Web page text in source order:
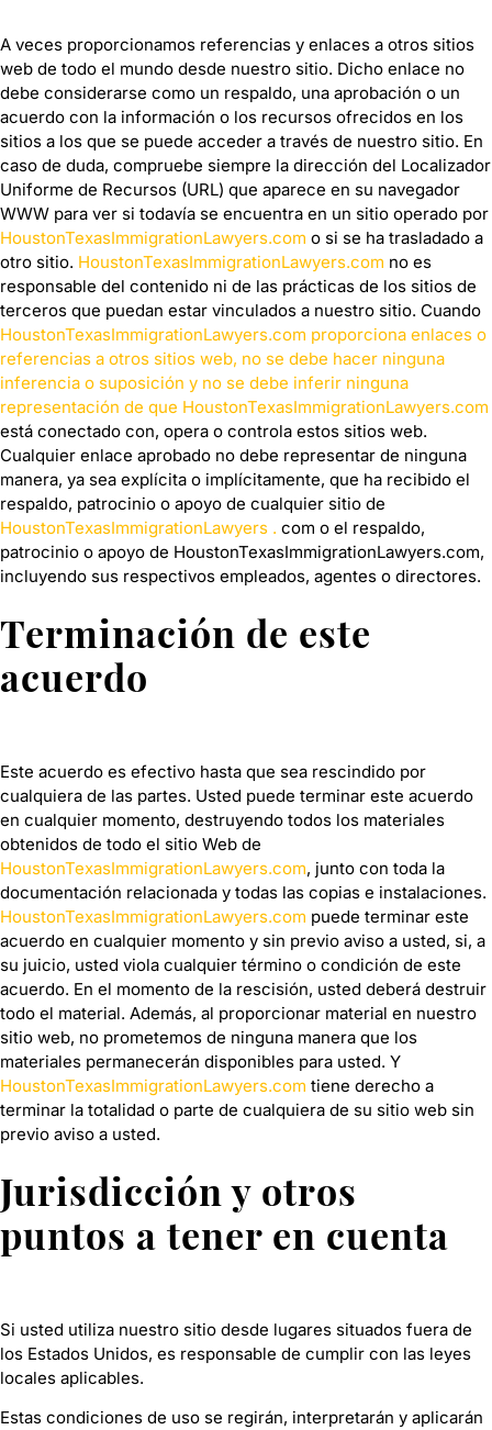
A veces proporcionamos referencias y enlaces a otros sitios
web de todo el mundo desde nuestro sitio. Dicho enlace no
debe considerarse como un respaldo, una aprobación o un
acuerdo con la información o los recursos ofrecidos en los
sitios a los que se puede acceder a través de nuestro sitio. En
caso de duda, compruebe siempre la dirección del Localizador
Uniforme de Recursos (URL) que aparece en su navegador
WWW para ver si todavía se encuentra en un sitio operado por
HoustonTexasImmigrationLawyers.com o si se ha trasladado a
otro sitio. HoustonTexasImmigrationLawyers.com no es
responsable del contenido ni de las prácticas de los sitios de
terceros que puedan estar vinculados a nuestro sitio. Cuando
HoustonTexasImmigrationLawyers.com proporciona enlaces o
referencias a otros sitios web, no se debe hacer ninguna
inferencia o suposición y no se debe inferir ninguna
representación de que HoustonTexasImmigrationLawyers.com
está conectado con, opera o controla estos sitios web.
Cualquier enlace aprobado no debe representar de ninguna
manera, ya sea explícita o implícitamente, que ha recibido el
respaldo, patrocinio o apoyo de cualquier sitio de
HoustonTexasImmigrationLawyers . com o el respaldo,
patrocinio o apoyo de HoustonTexasImmigrationLawyers.com,
incluyendo sus respectivos empleados, agentes o directores.
Terminación de este
acuerdo
Este acuerdo es efectivo hasta que sea rescindido por
cualquiera de las partes. Usted puede terminar este acuerdo
en cualquier momento, destruyendo todos los materiales
obtenidos de todo el sitio Web de
HoustonTexasImmigrationLawyers.com, junto con toda la
documentación relacionada y todas las copias e instalaciones.
HoustonTexasImmigrationLawyers.com puede terminar este
acuerdo en cualquier momento y sin previo aviso a usted, si, a
su juicio, usted viola cualquier término o condición de este
acuerdo. En el momento de la rescisión, usted deberá destruir
todo el material. Además, al proporcionar material en nuestro
sitio web, no prometemos de ninguna manera que los
materiales permanecerán disponibles para usted. Y
HoustonTexasImmigrationLawyers.com tiene derecho a
terminar la totalidad o parte de cualquiera de su sitio web sin
previo aviso a usted.
Jurisdicción y otros
puntos a tener en cuenta
Si usted utiliza nuestro sitio desde lugares situados fuera de
los Estados Unidos, es responsable de cumplir con las leyes
locales aplicables.
Estas condiciones de uso se regirán, interpretarán y aplicarán